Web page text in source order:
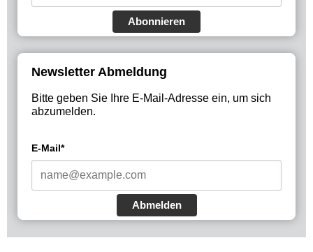
Abonnieren
Newsletter Abmeldung
Bitte geben Sie Ihre E-Mail-Adresse ein, um sich
abzumelden.
E-Mail*
Abmelden